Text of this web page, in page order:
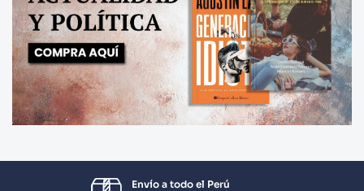
Envío a todo el Perú